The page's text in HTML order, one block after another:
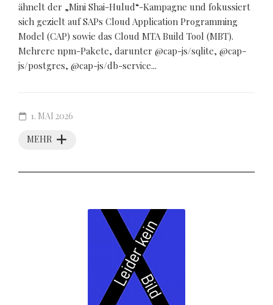
ähnelt der „Mini Shai-Hulud“-Kampagne und fokussiert
sich gezielt auf SAPs Cloud Application Programming
Model (CAP) sowie das Cloud MTA Build Tool (MBT).
Mehrere npm-Pakete, darunter @cap-js/sqlite, @cap-
js/postgres, @cap-js/db-service...
MEHR
1. MAI 2026